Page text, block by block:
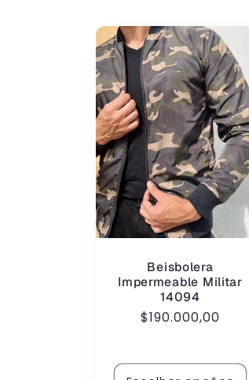
ç
ã
o
:
Beisbolera
Impermeable Militar
14094
Preço
$190.000,00